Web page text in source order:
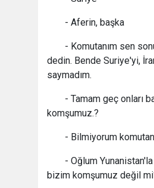
- Aferin, başka
- Komutanım sen
dedin. Bende Suriye'yi,
saymadım.
- Tamam geç onları
komşumuz.?
- Bilmiyorum
- Oğlum
bizim komşumuz değil